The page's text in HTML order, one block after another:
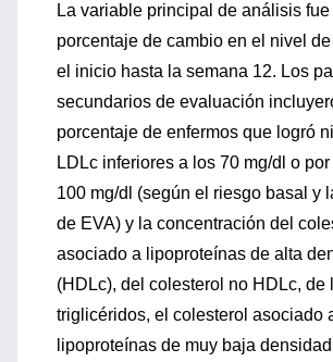
La variable principal de análisis fue
porcentaje de cambio en el nivel
el inicio hasta la semana 12. Los
secundarios de evaluación
porcentaje de enfermos que logró
LDLc inferiores a los 70 mg/dl o
100 mg/dl (según el riesgo basal y
de EVA) y la concentración del
asociado a lipoproteínas de alta
(HDLc), del colesterol no HDLc, de
triglicéridos, el colesterol asociado
lipoproteínas de muy baja